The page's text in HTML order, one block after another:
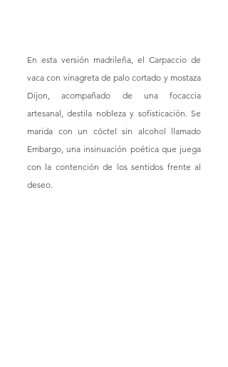
En esta versión madrileña, el Carpaccio de
vaca con vinagreta de palo cortado y mostaza
Dijon, acompañado de una focaccia
artesanal, destila nobleza y sofisticación. Se
marida con un cóctel sin alcohol llamado
Embargo, una insinuación poética que juega
con la contención de los sentidos frente al
deseo.